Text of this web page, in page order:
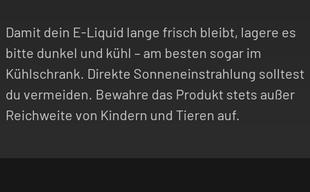
Damit dein E-Liquid lange frisch bleibt, lagere es
bitte dunkel und kühl – am besten sogar im
Kühlschrank. Direkte Sonneneinstrahlung solltest
du vermeiden. Bewahre das Produkt stets außer
Reichweite von Kindern und Tieren auf.